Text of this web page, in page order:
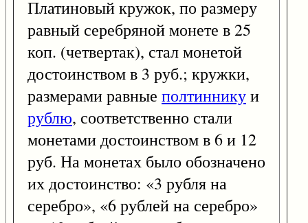
Платиновый кружок, по размеру
равный серебряной монете в 25
коп. (четвертак), стал монетой
достоинством в 3 руб.; кружки,
размерами равные полтинникуи
рублю, соответственно стали
монетами достоинством в 6 и 12
руб. На монетах было обозначено
их достоинство: «3 рубля на
серебро», «6 рублей на серебро»